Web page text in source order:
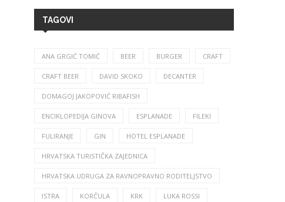
TAGOVI
ANA GRGIĆ TOMIĆ BEER BURGER CRAFT
CRAFT BEER DAVID SKOKO DECANTER
DOMAGOJ JAKOPOVIĆ RIBAFISH
ENCIKLOPEDIJA GINOVA ESPLANADE FILEKI
FULIRANJE GIN HOTEL ESPLANADE
HRVATSKA TURISTIČKA ZAJEDNICA
HRVATSKA UDRUGA ZA RAVNOPRAVNO RODITELJSTVO
ISTRA KORČULA KRK LUKA ROSSI